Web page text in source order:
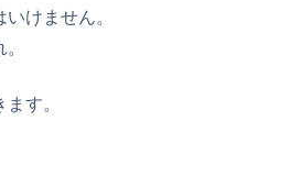
けません。
す。